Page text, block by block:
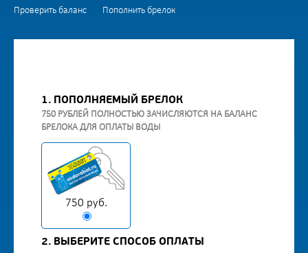
Проверить баланс Пополнить брелок
1. ПОПОЛНЯЕМЫЙ БРЕЛОК
750 РУБЛЕЙ ПОЛНОСТЬЮ ЗАЧИСЛЯЮТСЯ НА БАЛАНС
БРЕЛОКА ДЛЯ ОПЛАТЫ ВОДЫ
750 руб.
2. ВЫБЕРИТЕ СПОСОБ ОПЛАТЫ